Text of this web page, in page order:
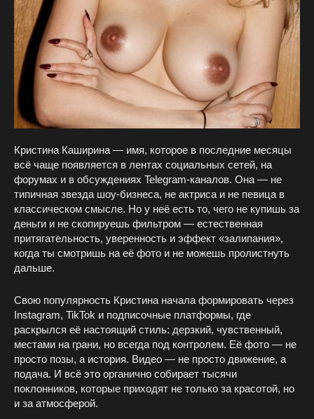
Кристина Каширина — имя, которое в последние месяцы
всё чаще появляется в лентах социальных сетей, на
форумах и в обсуждениях Telegram-каналов. Она — не
типичная звезда шоу-бизнеса, не актриса и не певица в
классическом смысле. Но у неё есть то, чего не купишь за
деньги и не скопируешь фильтром — естественная
притягательность, уверенность и эффект «залипания»,
когда ты смотришь на её фото и не можешь пролистнуть
дальше.
Свою популярность Кристина начала формировать через
Instagram, TikTok и подписочные платформы, где
раскрылся её настоящий стиль: дерзкий, чувственный,
местами на грани, но всегда под контролем. Её фото — не
просто позы, а история. Видео — не просто движение, а
подача. И всё это органично собирает тысячи
поклонников, которые приходят не только за красотой, но
и за атмосферой.